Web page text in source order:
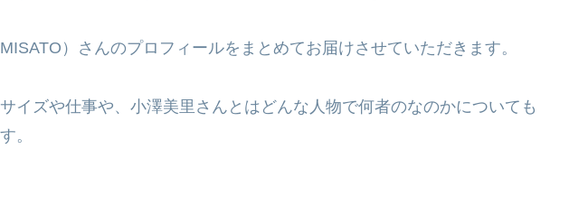
）さんのプロフィールをまとめてお届けさせていただきます。
イズや仕事や、小澤美里さんとはどんな人物で何者のなのかについても
。